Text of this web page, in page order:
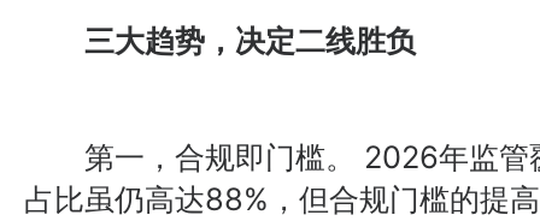
三大趋势，决定二线胜负
第一，合规即门槛。 2026年监管
占比虽仍高达88%，但合规门槛的提